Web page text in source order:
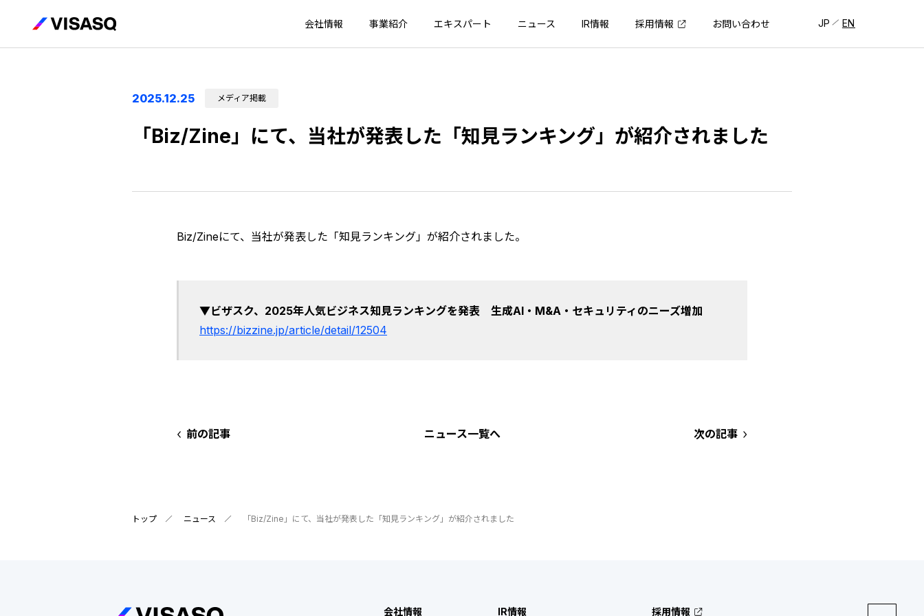
JP EN
会社情報 事業紹介 エキスパート ニュース IR情報 採用情報 お問い合わせ
2025.12.25 メディア掲載
「Biz/Zine」にて、当社が発表した「知見ランキング」が紹介されました
Biz/Zineにて、当社が発表した「知見ランキング」が紹介されました。
▼ビザスク、2025年人気ビジネス知見ランキングを発表 生成AI・M&A・セキュリティのニーズ増加
https://bizzine.jp/article/detail/12504
前の記事 ニュース一覧へ 次の記事
トップ ニュース 「Biz/Zine」にて、当社が発表した「知見ランキング」が紹介されました
会社情報 IR情報 採用情報